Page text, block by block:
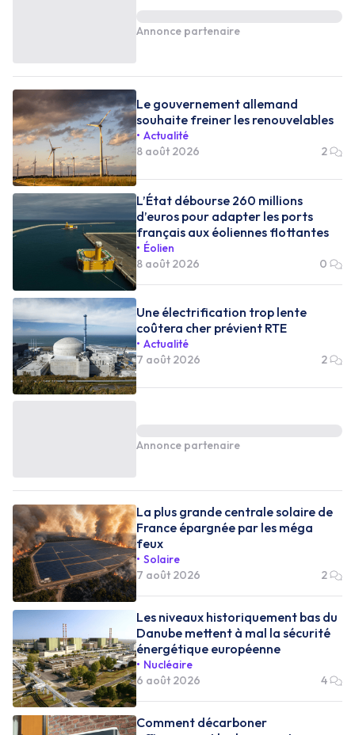
Annonce partenaire
Le gouvernement allemand
souhaite freiner les renouvelables
Actualité
8 août 2026
2
L’État débourse 260 millions
d’euros pour adapter les ports
français aux éoliennes flottantes
Éolien
8 août 2026
0
Une électrification trop lente
coûtera cher prévient RTE
Actualité
7 août 2026
2
Annonce partenaire
La plus grande centrale solaire de
France épargnée par les méga
feux
Solaire
7 août 2026
2
Les niveaux historiquement bas du
Danube mettent à mal la sécurité
énergétique européenne
Nucléaire
6 août 2026
4
Comment décarboner